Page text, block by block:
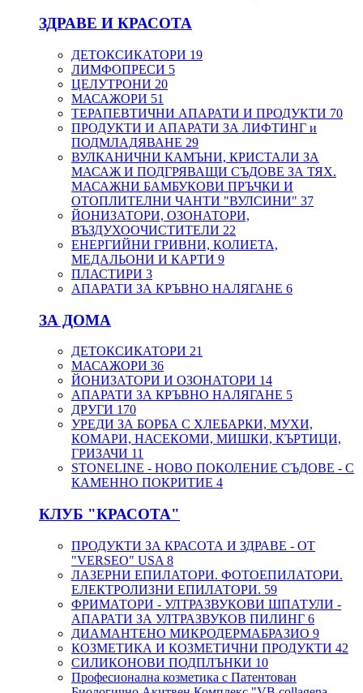
ЗДРАВЕ И КРАСОТА
ДЕТОКСИКАТОРИ 19
ЛИМФОПРЕСИ 5
ЦЕЛУТРОНИ 20
МАСАЖОРИ 51
ТЕРАПЕВТИЧНИ АПАРАТИ И ПРОДУКТИ 70
ПРОДУКТИ И АПАРАТИ ЗА ЛИФТИНГ и
ПОДМЛАДЯВАНЕ 29
ВУЛКАНИЧНИ КАМЪНИ, КРИСТАЛИ ЗА
МАСАЖ И ПОДГРЯВАЩИ СЪДОВЕ ЗА ТЯХ.
МАСАЖНИ БАМБУКОВИ ПРЪЧКИ И
ОТОПЛИТЕЛНИ ЧАНТИ "ВУЛСИНИ" 37
ЙОНИЗАТОРИ, ОЗОНАТОРИ,
ВЪЗДУХООЧИСТИТЕЛИ 22
ЕНЕРГИЙНИ ГРИВНИ, КОЛИЕТА,
МЕДАЛЬОНИ И КАРТИ 9
ПЛАСТИРИ 3
АПАРАТИ ЗА КРЪВНО НАЛЯГАНЕ 6
ЗА ДОМА
ДЕТОКСИКАТОРИ 21
МАСАЖОРИ 36
ЙОНИЗАТОРИ И ОЗОНАТОРИ 14
АПАРАТИ ЗА КРЪВНО НАЛЯГАНЕ 5
ДРУГИ 170
УРЕДИ ЗА БОРБА С ХЛЕБАРКИ, МУХИ,
КОМАРИ, НАСЕКОМИ, МИШКИ, КЪРТИЦИ,
ГРИЗАЧИ 11
STONELINE - НОВО ПОКОЛЕНИЕ СЪДОВЕ - С
КАМЕННО ПОКРИТИЕ 4
КЛУБ "КРАСОТА"
ПРОДУКТИ ЗА КРАСОТА И ЗДРАВЕ - ОТ
"VERSEO" USA 8
ЛАЗЕРНИ ЕПИЛАТОРИ. ФОТОЕПИЛАТОРИ.
ЕЛЕКТРОЛИЗНИ ЕПИЛАТОРИ. 59
ФРИМАТОРИ - УЛТРАЗВУКОВИ ШПАТУЛИ -
АПАРАТИ ЗА УЛТРАЗВУКОВ ПИЛИНГ 6
ДИАМАНТЕНО МИКРОДЕРМАБРАЗИО 9
КОЗМЕТИКА И КОЗМЕТИЧНИ ПРОДУКТИ 42
СИЛИКОНОВИ ПОДПЛЪНКИ 10
Професионална козметика с Патентован